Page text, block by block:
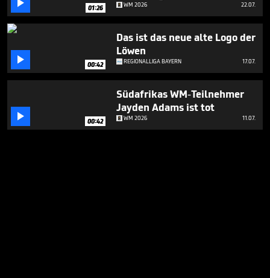
 01:26 WM 2026 22.07.
 00:42
Das ist das neue alte Logo der
Löwen
REGIONALLIGA BAYERN 17.07.
 00:42
Südafrikas WM-Teilnehmer
Jayden Adams ist tot
WM 2026 11.07.